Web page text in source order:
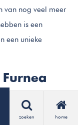
van nog veel meer
is een
een unieke
tot het
reizen de
zoeken home